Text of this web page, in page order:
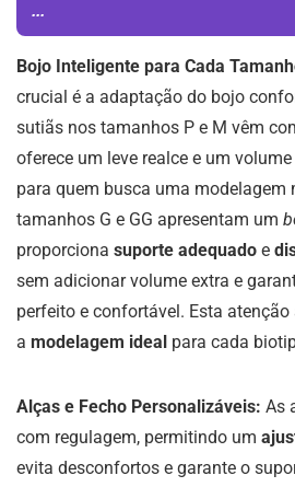
...
Bojo Inteligente para Cada
crucial é a adaptação do bojo
sutiãs nos tamanhos P e M vêm
oferece um leve realce e um
para quem busca uma modelagem
tamanhos G e GG apresentam um
proporciona suporte adequado e
sem adicionar volume extra e
perfeito e confortável. Esta
a modelagem ideal para cada
Alças e Fecho Personalizáveis: As
com regulagem, permitindo um
evita desconfortos e garante o